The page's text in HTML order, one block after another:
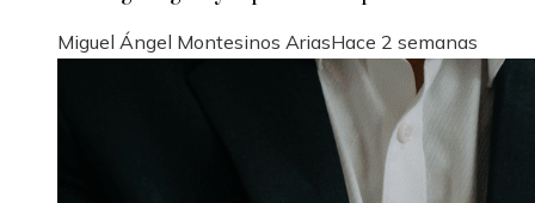
Miguel Ángel Montesinos AriasHace 2 semanas